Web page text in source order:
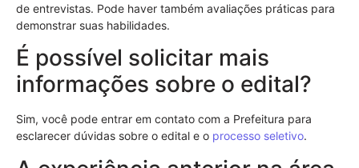
de entrevistas. Pode haver também avaliações práticas para
demonstrar suas habilidades.
É possível solicitar mais
informações sobre o edital?
Sim, você pode entrar em contato com a Prefeitura para
esclarecer dúvidas sobre o edital e o processo seletivo.